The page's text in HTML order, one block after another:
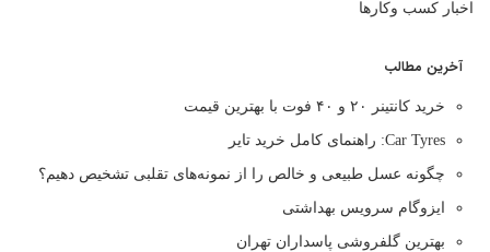
اخبار کسب وکارها
آخرین مطالب
خرید کانتینر ۲۰ و ۴۰ فوت با بهترین قیمت
Car Tyres: راهنمای کامل خرید تایر
چگونه عسل طبیعی و خالص را از نمونه‌های تقلبی تشخیص دهیم؟
ایزوگام سرویس بهداشتی
بهترین گلفروشی پاسداران تهران